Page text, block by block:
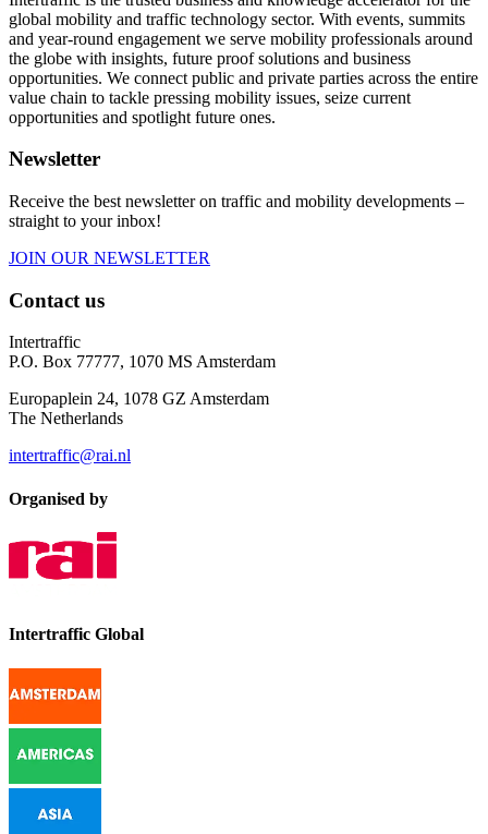
global mobility and traffic technology sector. With events, summits
and year-round engagement we serve mobility professionals around
the globe with insights, future proof solutions and business
opportunities. We connect public and private parties across the entire
value chain to tackle pressing mobility issues, seize current
opportunities and spotlight future ones.
Newsletter
Receive the best newsletter on traffic and mobility developments –
straight to your inbox!
JOIN OUR NEWSLETTER
Contact us
Intertraffic
P.O. Box 77777, 1070 MS Amsterdam
Europaplein 24, 1078 GZ Amsterdam
The Netherlands
intertraffic@rai.nl
Organised by
Intertraffic Global